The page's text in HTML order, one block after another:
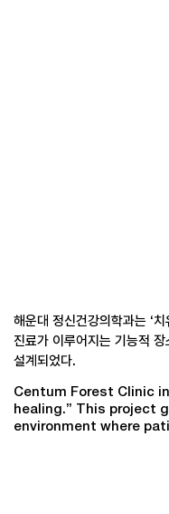
해운대 정신건강의학과는 ‘
진료가 이루어지는 기능적
설계되었다.
Centum Forest Clinic
healing.” This project
environment where